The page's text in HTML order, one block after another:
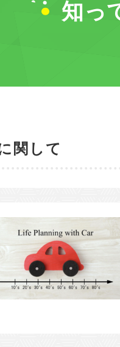
沖縄
知っ
関して